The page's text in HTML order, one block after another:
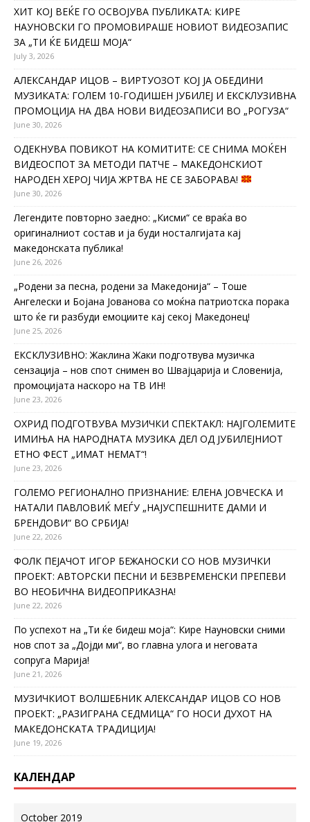
ХИТ КОЈ ВЕЌЕ ГО ОСВОЈУВА ПУБЛИКАТА: КИРЕ
НАУНОВСКИ ГО ПРОМОВИРАШЕ НОВИОТ ВИДЕОЗАПИС
ЗА „ТИ ЌЕ БИДЕШ МОЈА“
July 3, 2026
АЛЕКСАНДАР ИЦОВ – ВИРТУОЗОТ КОЈ ЈА ОБЕДИНИ
МУЗИКАТА: ГОЛЕМ 10-ГОДИШЕН ЈУБИЛЕЈ И ЕКСКЛУЗИВНА
ПРОМОЦИЈА НА ДВА НОВИ ВИДЕОЗАПИСИ ВО „РОГУЗА“
June 30, 2026
ОДЕКНУВА ПОВИКОТ НА КОМИТИТЕ: СЕ СНИМА МОЌЕН
ВИДЕОСПОТ ЗА МЕТОДИ ПАТЧЕ – МАКЕДОНСКИОТ
НАРОДЕН ХЕРОЈ ЧИЈА ЖРТВА НЕ СЕ ЗАБОРАВА!
June 30, 2026
Легендите повторно заедно: „Кисми“ се враќа во
оригиналниот состав и ја буди носталгијата кај
македонската публика!
June 26, 2026
„Родени за песна, родени за Македонија“ – Тоше
Ангелески и Бојана Јованова со моќна патриотска порака
што ќе ги разбуди емоциите кај секој Македонец!
June 25, 2026
ЕКСКЛУЗИВНО: Жаклина Жаки подготвува музичка
сензација – нов спот снимен во Швајцарија и Словенија,
промоцијата наскоро на ТВ ИН!
June 23, 2026
ОХРИД ПОДГОТВУВА МУЗИЧКИ СПЕКТАКЛ: НАЈГОЛЕМИТЕ
ИМИЊА НА НАРОДНАТА МУЗИКА ДЕЛ ОД ЈУБИЛЕЈНИОТ
ЕТНО ФЕСТ „ИМАТ НЕМАТ“!
June 23, 2026
ГОЛЕМО РЕГИОНАЛНО ПРИЗНАНИЕ: ЕЛЕНА ЈОВЧЕСКА И
НАТАЛИ ПАВЛОВИЌ МЕЃУ „НАЈУСПЕШНИТЕ ДАМИ И
БРЕНДОВИ“ ВО СРБИЈА!
June 22, 2026
ФОЛК ПЕЈАЧОТ ИГОР БЕЖАНОСКИ СО НОВ МУЗИЧКИ
ПРОЕКТ: АВТОРСКИ ПЕСНИ И БЕЗВРЕМЕНСКИ ПРЕПЕВИ
ВО НЕОБИЧНА ВИДЕОПРИКАЗНА!
June 22, 2026
По успехот на „Ти ќе бидеш моја“: Кире Науновски сними
нов спот за „Дојди ми“, во главна улога и неговата
сопруга Марија!
June 21, 2026
МУЗИЧКИОТ ВОЛШЕБНИК АЛЕКСАНДАР ИЦОВ СО НОВ
ПРОЕКТ: „РАЗИГРАНА СЕДМИЦА“ ГО НОСИ ДУХОТ НА
МАКЕДОНСКАТА ТРАДИЦИЈА!
June 19, 2026
КАЛЕНДАР
October 2019